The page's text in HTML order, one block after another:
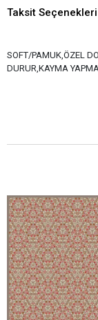
Taksit Seçenekleri
SOFT/PAMUK,ÖZEL
DURUR,KAYMA